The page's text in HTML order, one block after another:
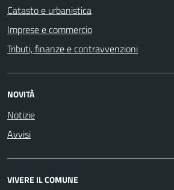
Catasto e urbanistica
Imprese e commercio
Tributi, finanze e contravvenzioni
NOVITÀ
Notizie
Avvisi
VIVERE IL COMUNE